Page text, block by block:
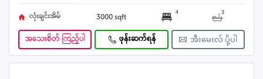
လုံးချင်းအိမ် 3000 sqft 4 3
အသေးစိတ် ကြည့်ပါ ဖုန်းဆက်ရန် အီးမေးလ် ပို့ပါ